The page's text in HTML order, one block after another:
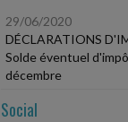
29/06/2020
DÉCLARATIONS
Solde éventuel
décembre
Social